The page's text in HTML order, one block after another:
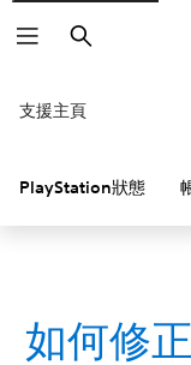
搜
尋
支援主頁
PlayStation狀態
如何修